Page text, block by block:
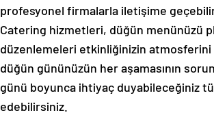
profesyonel firmalarla iletişime
Catering hizmetleri, düğün menünüzü
düzenlemeleri etkinliğinizin atmosferini
düğün gününüzün her aşamasının
günü boyunca ihtiyaç duyabileceğiniz
edebilirsiniz.